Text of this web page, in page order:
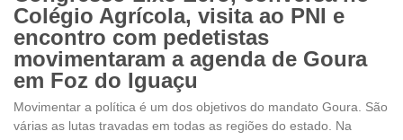
Colégio Agrícola, visita ao PNI e
encontro com pedetistas
movimentaram a agenda de Goura
em Foz do Iguaçu
Movimentar a política é um dos objetivos do mandato Goura. São
várias as lutas travadas em todas as regiões do estado. Na